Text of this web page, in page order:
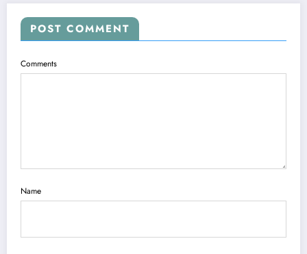
POST COMMENT
Comments
Name